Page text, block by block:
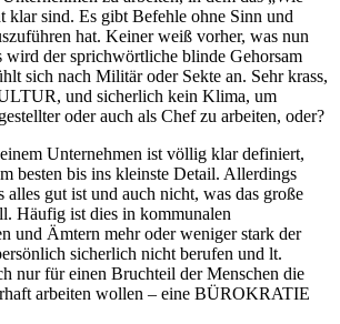
klar sind. Es gibt Befehle ohne Sinn und
hat. Keiner weiß vorher, was nun
wird der sprichwörtliche blinde Gehorsam
sich nach Militär oder Sekte an. Sehr krass,
und sicherlich kein Klima, um
oder auch als Chef zu arbeiten, oder?
Unternehmen ist völlig klar definiert,
besten bis ins kleinste Detail. Allerdings
gut ist und auch nicht, was das große
Häufig ist dies in kommunalen
und Ämtern mehr oder weniger stark der
sicherlich nicht berufen und lt.
nur für einen Bruchteil der Menschen die
arbeiten wollen – eine BÜROKRATIE